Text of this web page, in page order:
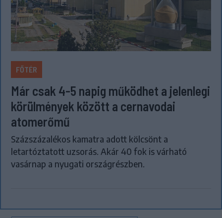
FŐTÉR
Már csak 4-5 napig működhet a jelenlegi
körülmények között a cernavodai
atomerőmű
Százszázalékos kamatra adott kölcsönt a
letartóztatott uzsorás. Akár 40 fok is várható
vasárnap a nyugati országrészben.